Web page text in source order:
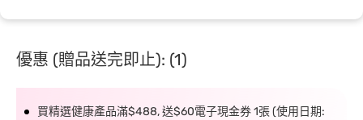
優惠 (贈品送完即止): (1)
買精選健康產品滿$488, 送$60電子現金券 1張 (使用日期: